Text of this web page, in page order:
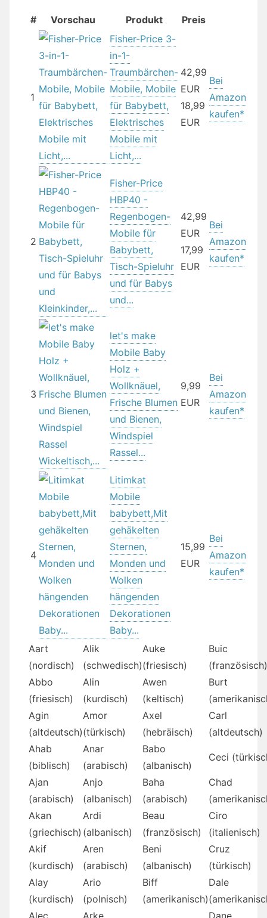
# Vorschau Produkt Preis
1
Fisher-Price 3-
in-1-
Traumbärchen-
Mobile, Mobile
für Babybett,
Elektrisches
Mobile mit
Licht,...
42,99
EUR
18,99
EUR
Bei
Amazon
kaufen*
2
Fisher-Price
HBP40 -
Regenbogen-
Mobile für
Babybett,
Tisch-Spieluhr
und für Babys
und...
42,99
EUR
17,99
EUR
Bei
Amazon
kaufen*
3
let's make
Mobile Baby
Holz +
Wollknäuel,
Frische Blumen
und Bienen,
Windspiel
Rassel...
9,99
EUR
Bei
Amazon
kaufen*
4
Litimkat
Mobile
babybett,Mit
gehäkelten
Sternen,
Monden und
Wolken
hängenden
Dekorationen
Baby...
15,99
EUR
Bei
Amazon
kaufen*
Aart
(nordisch)
Alik
(schwedisch)
Auke
(friesisch)
Buic
(französisch)
Abbo
(friesisch)
Alin
(kurdisch)
Awen
(keltisch)
Burt
Agin
(altdeutsch)
Amor
(türkisch)
Axel
(hebräisch)
Carl
(altdeutsch)
Ahab
(biblisch)
Anar
(arabisch)
Babo
(albanisch)
Ceci
Ajan
(arabisch)
Anjo
(albanisch)
Baha
(arabisch)
Chad
Akan
(griechisch)
Ardi
(albanisch)
Beau
(französisch)
Ciro
(italienisch)
Akif
(kurdisch)
Aren
(arabisch)
Beni
(albanisch)
Cruz
(türkisch)
Alay
(kurdisch)
Ario
(polnisch)
Biff
(amerikanisch)
Dale
Alec
Arke Dane